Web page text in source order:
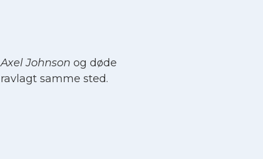
Axel Johnson og døde
samme sted.